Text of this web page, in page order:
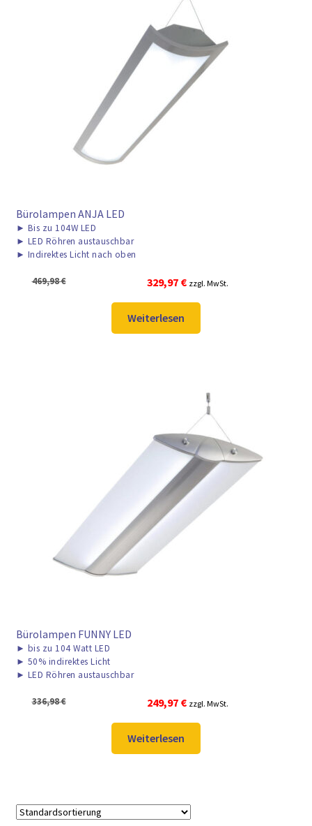
Bürolampen ANJA LED
► Bis zu 104W LED
► LED Röhren austauschbar
► Indirektes Licht nach oben
469,98€
Ursprünglicher
Preis
war:
469,98 €
329,97 €Aktueller
Preis
329,97 €.
zzgl. MwSt.
Weiterlesen
Bürolampen FUNNY LED
► bis zu 104 Watt LED
► 50% indirektes Licht
► LED Röhren austauschbar
336,98€
Ursprünglicher
Preis
war:
336,98 €
249,97 €Aktueller
Preis
249,97 €.
zzgl. MwSt.
Weiterlesen